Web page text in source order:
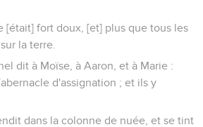
[était] fort doux, [et] plus que tous les
la terre.
dit à Moïse, à Aaron, et à Marie :
d'assignation ; et ils y
dans la colonne de nuée, et se tint